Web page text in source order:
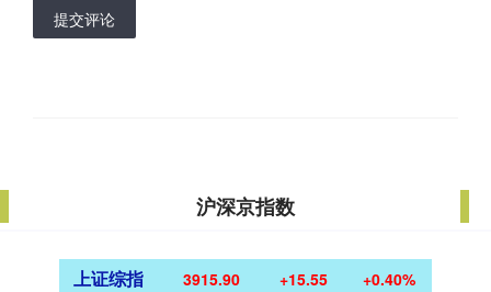
提交评论
沪深京指数
上证综指 3915.90 +15.55 +0.40%